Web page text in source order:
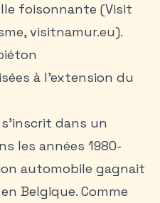
foisonnante (Visit
visitnamur.eu).
à l’extension du
dans un
les années 1980-
automobile gagnait
Belgique. Comme